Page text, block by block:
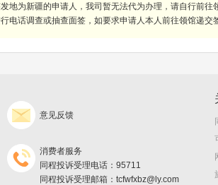
地为新疆的申请人，我司暂无法代为办理，请自行前往
电话调查或抽查面签，如要求申请人本人前往领馆递
意见反馈
消费者服务
同程投诉受理电话：95711
同程投诉受理邮箱：tcfwfxbz@ly.com